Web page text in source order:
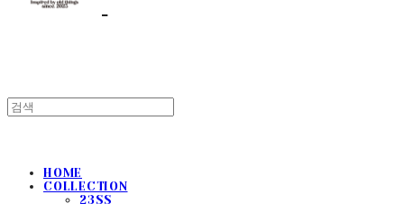
HOME
COLLECTION
23SS